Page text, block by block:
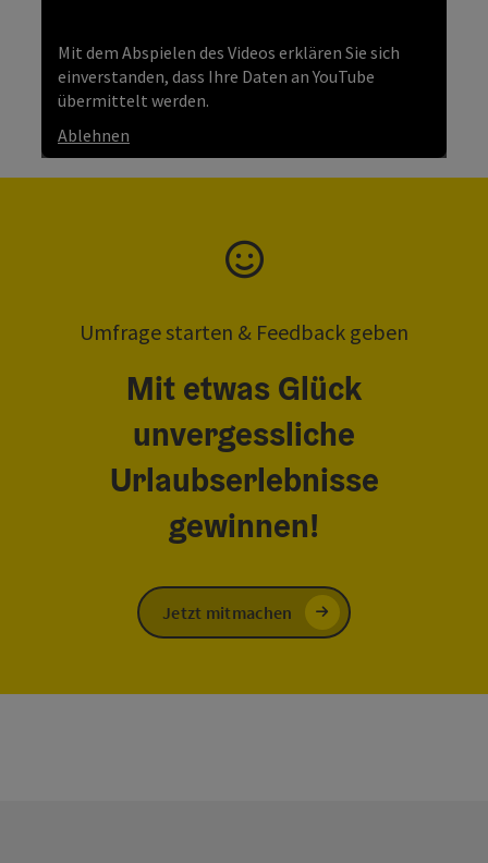
Mit dem Abspielen des Videos erklären Sie sich
einverstanden, dass Ihre Daten an YouTube
übermittelt werden.
Ablehnen
Umfrage starten & Feedback geben
Mit etwas Glück
unvergessliche
Urlaubserlebnisse
gewinnen!
Jetzt mitmachen